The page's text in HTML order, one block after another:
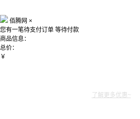
佰腾网 ×
您有一笔待支付订单 等待付款
商品信息：
总价：
￥
了解更多优惠~